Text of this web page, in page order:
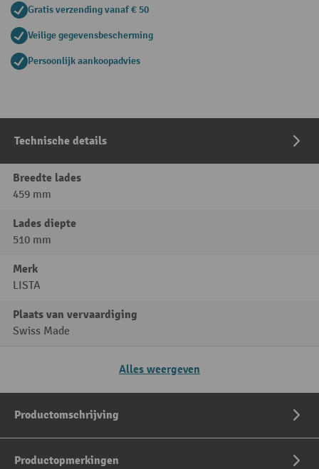
Gratis verzending vanaf € 50
Veilige gegevensbescherming
Persoonlijk aankoopadvies
Technische details
Breedte lades
459 mm
Lades diepte
510 mm
Merk
LISTA
Plaats van vervaardiging
Swiss Made
Alles weergeven
Productomschrijving
Productopmerkingen